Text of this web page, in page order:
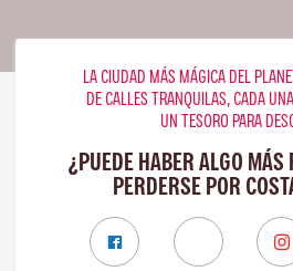
LA CIUDAD MÁS MÁGICA DEL
DE CALLES TRANQUILAS, CADA
UN TESORO PARA
¿PUEDE HABER ALGO MÁS
PERDERSE POR